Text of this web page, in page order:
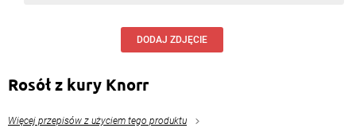
DODAJ ZDJĘCIE
Rosół z kury Knorr
Więcej przepisów z użyciem tego produktu